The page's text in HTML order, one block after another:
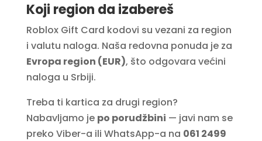
Koji region da izabereš
Roblox Gift Card kodovi su vezani za region
i valutu naloga. Naša redovna ponuda je za
Evropa region (EUR), što odgovara većini
naloga u Srbiji.
Treba ti kartica za drugi region?
Nabavljamo je po porudžbini — javi nam se
preko Viber-a ili WhatsApp-a na 061 2499